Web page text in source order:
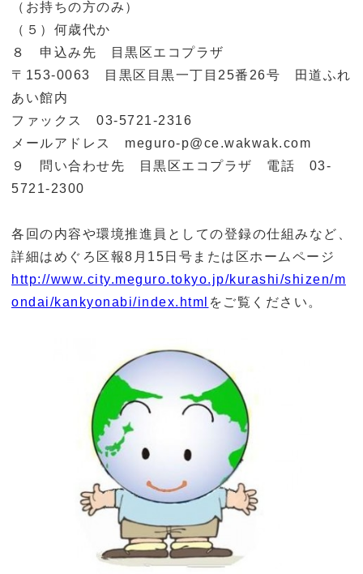
（お持ちの方のみ）
（５）何歳代か
８ 申込み先 目黒区エコプラザ
〒153-0063 目黒区目黒一丁目25番26号 田道ふれ
あい館内
ファックス 03-5721-2316
メールアドレス meguro-p@ce.wakwak.com
９ 問い合わせ先 目黒区エコプラザ 電話 03-
5721-2300
各回の内容や環境推進員としての登録の仕組みなど、
詳細はめぐろ区報8月15日号または区ホームページ
http://www.city.meguro.tokyo.jp/kurashi/shizen/m
ondai/kankyonabi/index.html をご覧ください。